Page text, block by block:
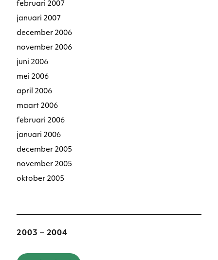
februari 2007
januari 2007
december 2006
november 2006
juni 2006
mei 2006
april 2006
maart 2006
februari 2006
januari 2006
december 2005
november 2005
oktober 2005
2003 – 2004